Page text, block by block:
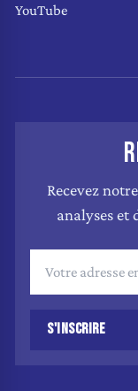
YouTube
Recevez
analyses et
S'INSCRIRE